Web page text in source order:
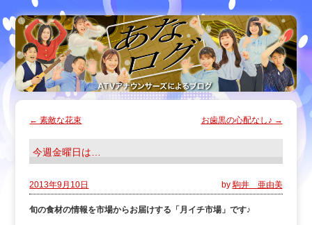
← 素敵な花束 お歯黒の心配なし♪ →
今週金曜日は…
2013年9月10日 by駒井 亜由美
旬の食材の情報を市場からお届けする「月イチ市場」です♪